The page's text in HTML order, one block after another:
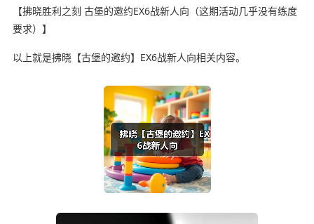
【拂晓胜利之刻 古堡的邀约EX6战新人向（这期活动几乎没有练度
要求）】
以上就是拂晓【古堡的邀约】EX6战新人向相关内容。